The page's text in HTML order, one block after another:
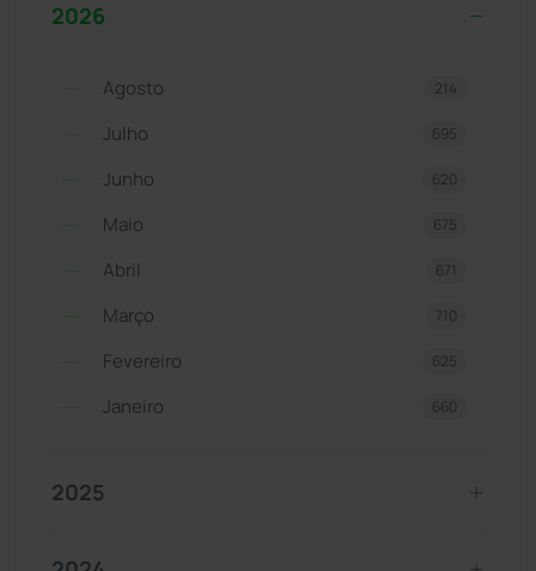
2026
Agosto 214
Julho 695
Junho 620
Maio 675
Abril 671
Março 710
Fevereiro 625
Janeiro 660
2025